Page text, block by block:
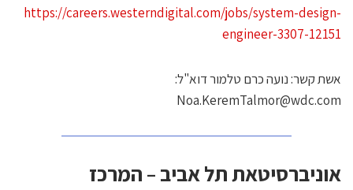
https://careers.westerndigital.com/jobs/system-
engineer-3307-
קשר: נועה כרם טלמור דוא"ל:
תל אביב – המרכז